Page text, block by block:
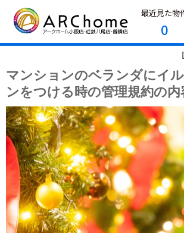
最近見た物
0
マンションのベランダにイ
ンをつける時の管理規約の内